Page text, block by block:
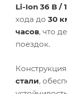
Li-Ion 36 В /
хода до 30
часов, что
поездок.
стали,